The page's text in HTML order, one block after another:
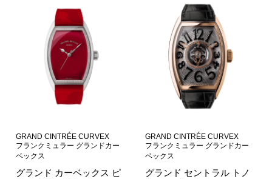
GRAND CINTRÉE CURVEX
フランクミュラー グランドカー
ベックス
グランド カーベックス ピ
GRAND CINTRÉE CURVEX
フランクミュラー グランドカー
ベックス
グランド セントラル トノ